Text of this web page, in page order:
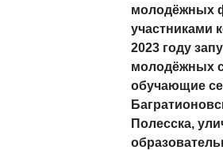
молодёжных
участниками
2023 году
молодёжных
обучающие
Полесска,